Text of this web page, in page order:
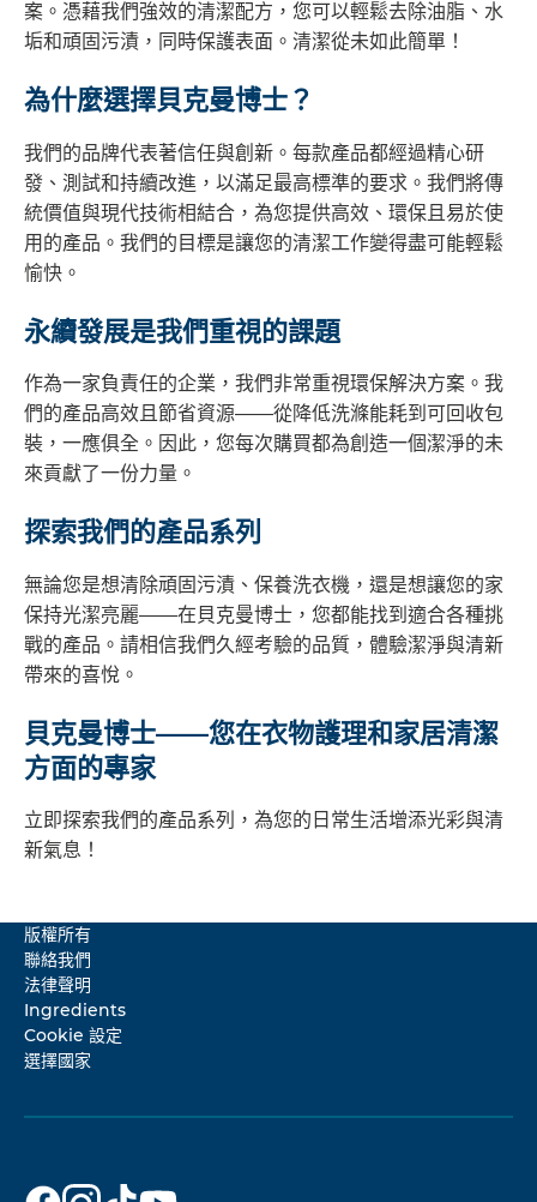
案。憑藉我們強效的清潔配方，您可以輕鬆去除油脂、水
垢和頑固污漬，同時保護表面。清潔從未如此簡單！
為什麼選擇貝克曼博士？
我們的品牌代表著信任與創新。每款產品都經過精心研
發、測試和持續改進，以滿足最高標準的要求。我們將傳
統價值與現代技術相結合，為您提供高效、環保且易於使
用的產品。我們的目標是讓您的清潔工作變得盡可能輕鬆
愉快。
永續發展是我們重視的課題
作為一家負責任的企業，我們非常重視環保解決方案。我
們的產品高效且節省資源——從降低洗滌能耗到可回收包
裝，一應俱全。因此，您每次購買都為創造一個潔淨的未
來貢獻了一份力量。
探索我們的產品系列
無論您是想清除頑固污漬、保養洗衣機，還是想讓您的家
保持光潔亮麗——在貝克曼博士，您都能找到適合各種挑
戰的產品。請相信我們久經考驗的品質，體驗潔淨與清新
帶來的喜悅。
貝克曼博士——您在衣物護理和家居清潔
方面的專家
立即探索我們的產品系列，為您的日常生活增添光彩與清
新氣息！
版權所有
聯絡我們
法律聲明
Ingredients
Cookie 設定
選擇國家
貝 貝 貝